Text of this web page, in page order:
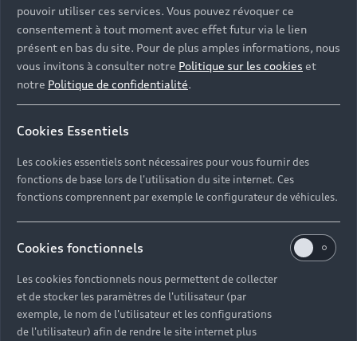
pouvoir utiliser ces services. Vous pouvez révoquer ce
consentement à tout moment avec effet futur via le lien
présent en bas du site. Pour de plus amples informations, nous
vous invitons à consulter notre Politique sur les cookies et
notre Politique de confidentialité.
Cookies Essentiels
Les cookies essentiels sont nécessaires pour vous fournir des
fonctions de base lors de l'utilisation du site internet. Ces
fonctions comprennent par exemple le configurateur de véhicules.
Cookies fonctionnels
Les cookies fonctionnels nous permettent de collecter
et de stocker les paramètres de l'utilisateur (par
exemple, le nom de l'utilisateur et les configurations
de l'utilisateur) afin de rendre le site internet plus